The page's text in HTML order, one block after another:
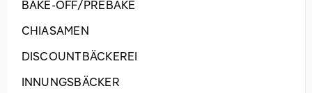
BAKE-OFF/PREBAKE
CHIASAMEN
DISCOUNTBÄCKEREI
INNUNGSBÄCKER